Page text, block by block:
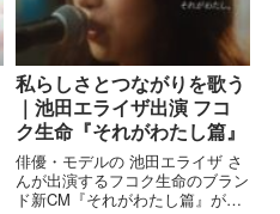
私らしさとつながりを歌う
｜池田エライザ出演 フコ
ク生命『それがわたし篇』
俳優・モデルの 池田エライザ さ
んが出演するフコク生命のブラン
ド新CM『それがわたし篇』が10